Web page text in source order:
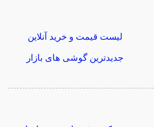
لیست قیمت و خرید آنلاین
جدیدترین گوشی های بازار